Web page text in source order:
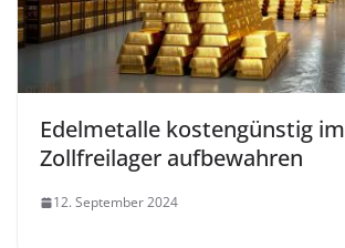
Edelmetalle kostengünstig im
Zollfreilager aufbewahren
12. September 2024